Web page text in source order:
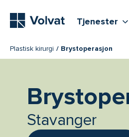
Tjenester
Plastisk kirurgi Brystoperasjon
Stavanger